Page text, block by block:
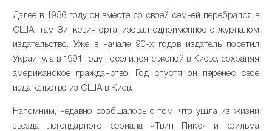
Далее в 1956 году он вместе со своей семьей перебрался в
США, там Зинкевич организовал одноименное с журналом
издательство. Уже в начале 90-х годов издатель посетил
Украину, а в 1991 году поселился с женой в Киеве, сохраняя
американское гражданство. Год спустя он перенес свое
издательство из США в Киев.
Напомним, недавно сообщалось о том, что ушла из жизни
звезда легендарного сериала «Твин Пикс» и фильма